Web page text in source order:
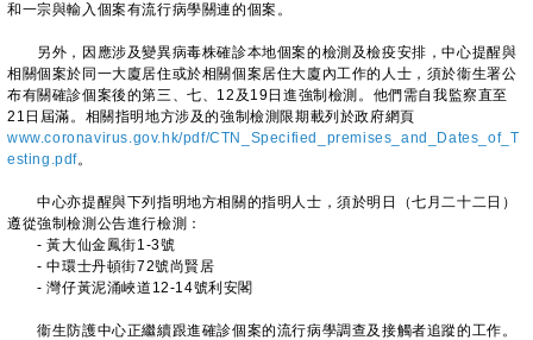
和一宗與輸入個案有流行病學關連的個案。
另外，因應涉及變異病毒株確診本地個案的檢測及檢疫安排，中心提醒與
相關個案於同一大廈居住或於相關個案居住大廈內工作的人士，須於衞生署公
布有關確診個案後的第三、七、12及19日進強制檢測。他們需自我監察直至
21日屆滿。相關指明地方涉及的強制檢測限期載列於政府網頁
www.coronavirus.gov.hk/pdf/CTN_Specified_premises_and_Dates_of_T
esting.pdf。
中心亦提醒與下列指明地方相關的指明人士，須於明日（七月二十二日）
遵從強制檢測公告進行檢測：
- 黃大仙金鳳街1-3號
- 中環士丹頓街72號尚賢居
- 灣仔黃泥涌峽道12-14號利安閣
衞生防護中心正繼續跟進確診個案的流行病學調查及接觸者追蹤的工作。